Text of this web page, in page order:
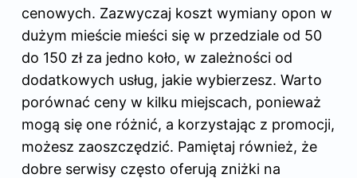
cenowych. Zazwyczaj koszt wymiany opon w
dużym mieście mieści się w przedziale od 50
do 150 zł za jedno koło, w zależności od
dodatkowych usług, jakie wybierzesz. Warto
porównać ceny w kilku miejscach, ponieważ
mogą się one różnić, a korzystając z promocji,
możesz zaoszczędzić. Pamiętaj również, że
dobre serwisy często oferują zniżki na